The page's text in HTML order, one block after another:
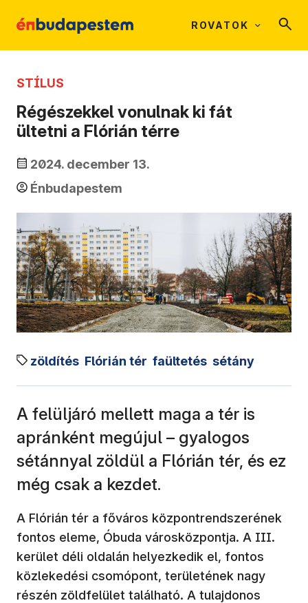
ROVATOK
STÍLUS
Régészekkel vonulnak ki fát
ültetni a Flórián térre
2024. december 13.
Énbudapestem
zöldítés Flórián tér faültetés sétány
A felüljáró mellett maga a tér is
apránként megújul – gyalogos
sétánnyal zöldül a Flórián tér, és ez
még csak a kezdet.
A Flórián tér a főváros központrendszerének
fontos eleme, Óbuda városközpontja. A III.
kerület déli oldalán helyezkedik el, fontos
közlekedési csomópont, területének nagy
részén zöldfelület található. A tulajdonos